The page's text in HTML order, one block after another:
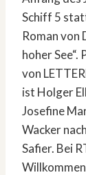
Schiff 5
Roman von
hoher
von
ist Holger
Josefine
Wacker
Safier. Bei